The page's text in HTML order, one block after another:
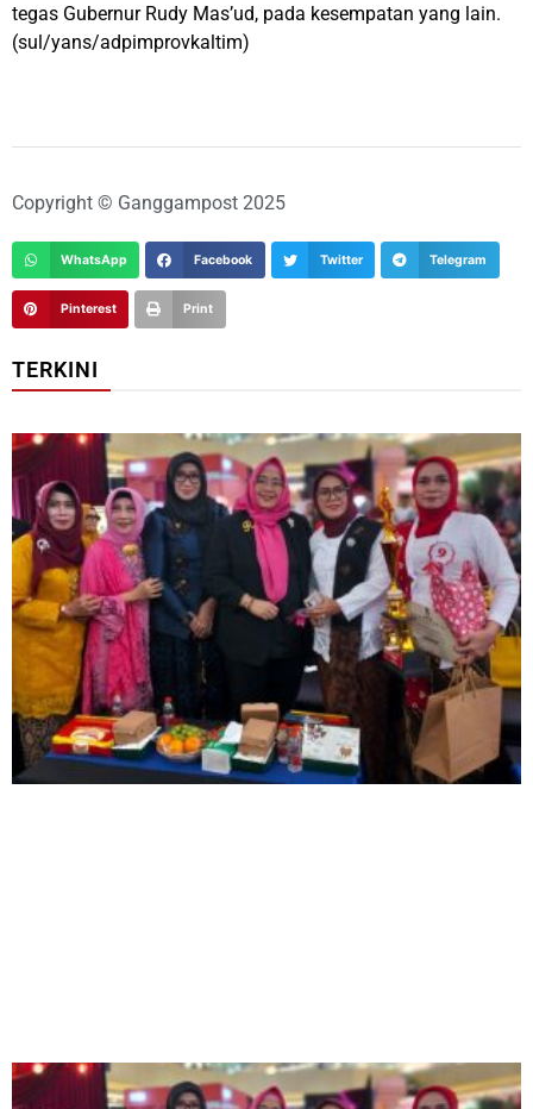
tegas Gubernur Rudy Mas’ud, pada kesempatan yang lain.
(sul/yans/adpimprovkaltim)
Copyright © Ganggampost 2025
WhatsApp Facebook Twitter Telegram
Pinterest Print
TERKINI